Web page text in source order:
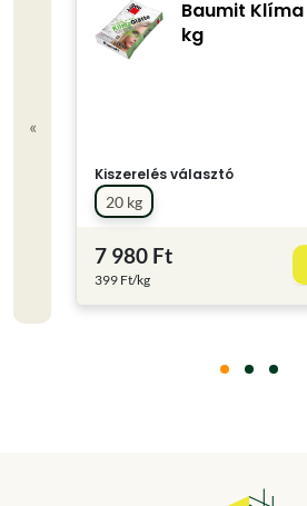
«
Baumit
kg
Kiszerelés választó
20 kg
7 980 Ft
399 Ft/kg